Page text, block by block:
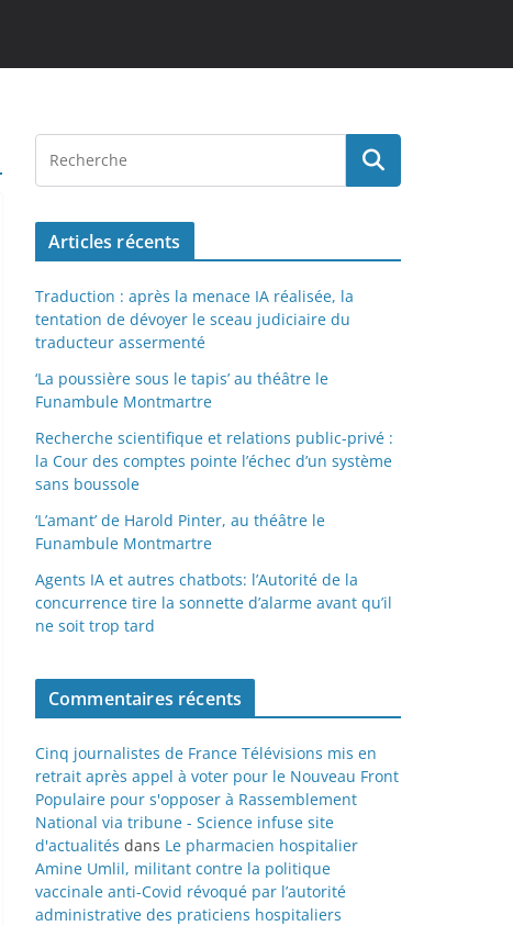
Articles récents
Traduction : après la menace IA réalisée, la
tentation de dévoyer le sceau judiciaire du
traducteur assermenté
‘La poussière sous le tapis’ au théâtre le
Funambule Montmartre
Recherche scientifique et relations public-privé :
la Cour des comptes pointe l’échec d’un système
sans boussole
‘L’amant’ de Harold Pinter, au théâtre le
Funambule Montmartre
Agents IA et autres chatbots: l’Autorité de la
concurrence tire la sonnette d’alarme avant qu’il
ne soit trop tard
Commentaires récents
Cinq journalistes de France Télévisions mis en
retrait après appel à voter pour le Nouveau Front
Populaire pour s'opposer à Rassemblement
National via tribune - Science infuse site
d'actualités dans Le pharmacien hospitalier
Amine Umlil, militant contre la politique
vaccinale anti-Covid révoqué par l’autorité
administrative des praticiens hospitaliers